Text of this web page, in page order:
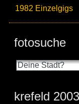
1982 Einzelgigs
fotosuche
krefeld 2003